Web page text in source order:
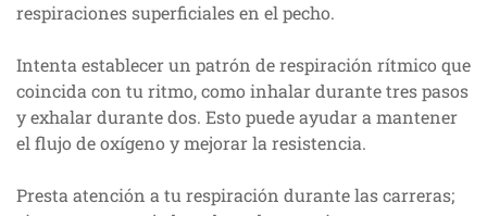
respiraciones superficiales en el pecho.
Intenta establecer un patrón de respiración rítmico que
coincida con tu ritmo, como inhalar durante tres pasos
y exhalar durante dos. Esto puede ayudar a mantener
el flujo de oxígeno y mejorar la resistencia.
Presta atención a tu respiración durante las carreras;